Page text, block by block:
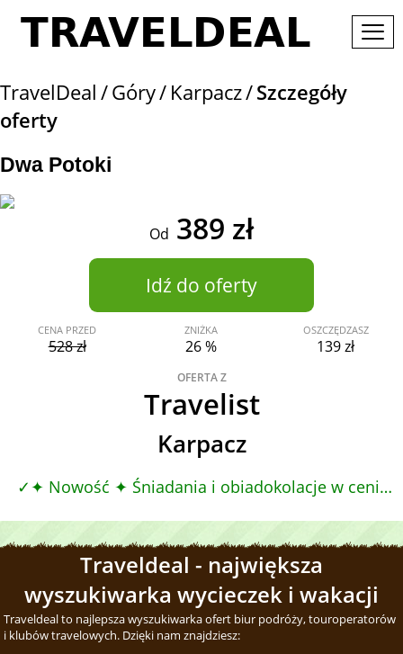
TravelDeal Góry Karpacz Szczegóły
oferty
Dwa Potoki
Od 389 zł
Idź do oferty
CENA PRZED
528 zł
ZNIŻKA
26 %
OSZCZĘDZASZ
139 zł
OFERTA Z
Travelist
Karpacz
✦ Nowość ✦ Śniadania i obiadokolacje w cenie ✦ Summer Black Weeks, Śniadania
Traveldeal - największa
wyszukiwarka wycieczek i wakacji
Traveldeal to najlepsza wyszukiwarka ofert biur podróży, touroperatorów
i klubów travelowych. Dzięki nam znajdziesz: